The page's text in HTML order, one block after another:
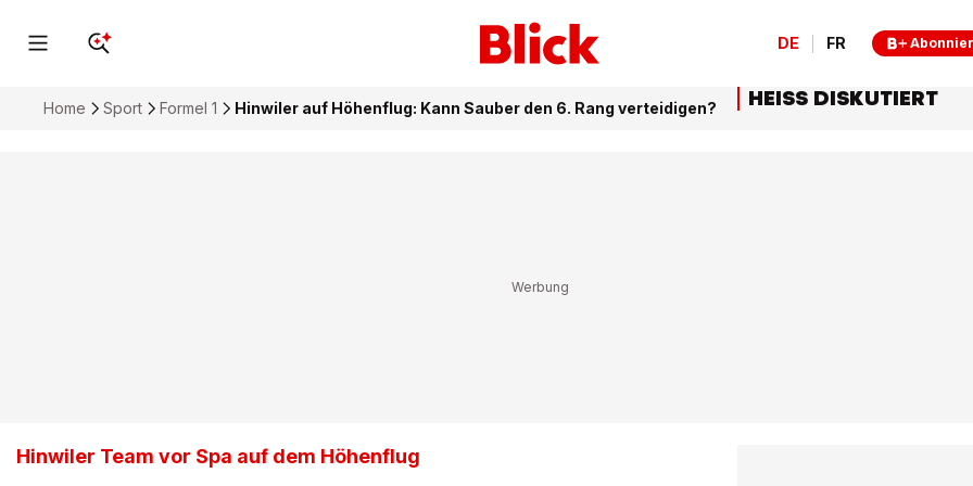
DE FR
Home Sport Formel 1 Hinwiler auf Höhenflug: Kann Sauber den 6. Rang verteidigen?
Hinwiler Team vor Spa auf dem Höhenflug
HEISS DISKUTIERT